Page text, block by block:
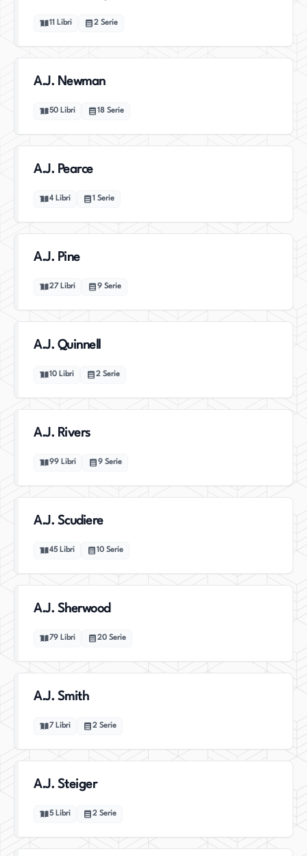
11 Libri 2 Serie
A.J. Newman
50 Libri 18 Serie
A.J. Pearce
4 Libri 1 Serie
A.J. Pine
27 Libri 9 Serie
A.J. Quinnell
10 Libri 2 Serie
A.J. Rivers
99 Libri 9 Serie
A.J. Scudiere
45 Libri 10 Serie
A.J. Sherwood
79 Libri 20 Serie
A.J. Smith
7 Libri 2 Serie
A.J. Steiger
5 Libri 2 Serie